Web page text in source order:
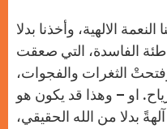
p
p e
r
o
k
الالهية، وأخذنا بدلا
الفاسدة، التي صعقت
وفتحتْ الثغرات والفجوات،
او – وهذا قد يكون هو
بدلا من الله الحقيقي،